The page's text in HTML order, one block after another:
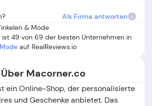
Rückgabe- und
Insgesamt spiegeln die
wider, dass personalisierte
mit Glück zu einem schönen Ergebnis
allerdings besteht ein nicht zu
Als Firma antworten
& Mode
ist 49 von 69 der besten Unternehmen in
auf RealReviews.io
Über Macorner.co
ein Online-Shop, der personalisierte
und Geschenke anbietet. Das